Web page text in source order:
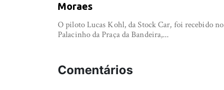
Moraes
O piloto Lucas Kohl, da Stock Car, foi recebido no
Palacinho da Praça da Bandeira,...
Comentários